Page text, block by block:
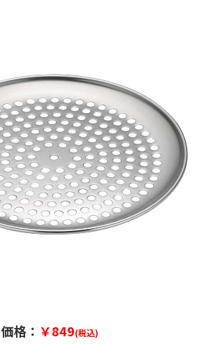
価格： ￥849(税込)